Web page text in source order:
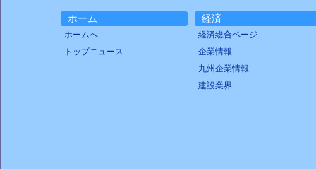
ホーム
ホームへ
トップニュース
経済
経済総合ページ
企業情報
九州企業情報
建設業界